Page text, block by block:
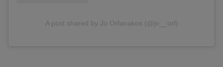
A post shared by Jo Orfanakos (@jo__orf)